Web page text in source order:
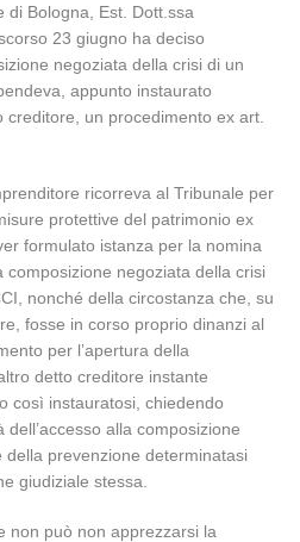
di Bologna, Est. Dott.ssa
23 giugno ha deciso
negoziata della crisi di un
appunto instaurato
un procedimento ex art.
ricorreva al Tribunale per
protettive del patrimonio ex
formulato istanza per la nomina
composizione negoziata della crisi
nonché della circostanza che, su
fosse in corso proprio dinanzi al
per l’apertura della
detto creditore instante
così instauratosi, chiedendo
dell’accesso alla composizione
prevenzione determinatasi
giudiziale stessa.
non può non apprezzarsi la